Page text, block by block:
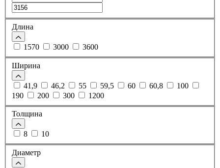
Длина
1570 3000 3600
Ширина
41,9 46,2 55 59,5 60 60,8
100
190
200 300 1200
Толщина
8 10
Диаметр